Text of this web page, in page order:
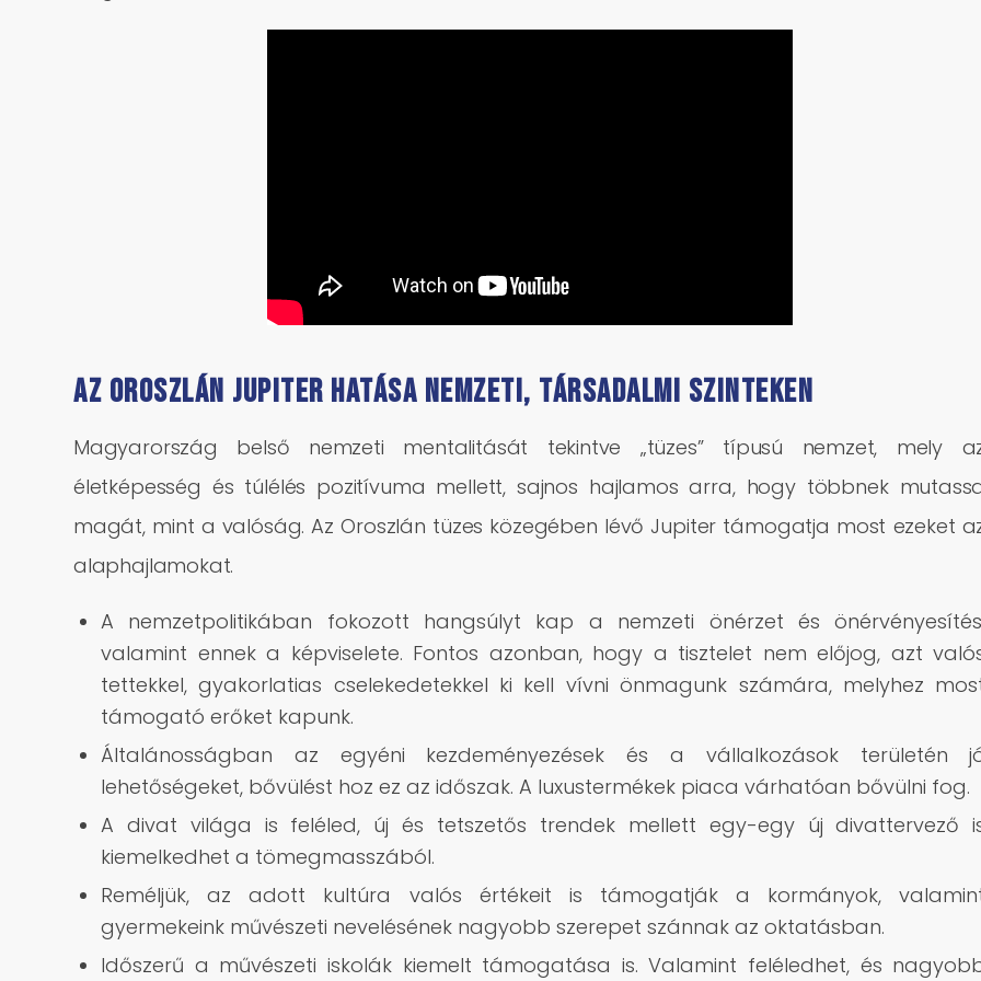
Az Oroszlán Jupiter hatása nemzeti, társadalmi szinteken
Magyarország belső nemzeti mentalitását tekintve „tüzes” típusú nemzet, mely
életképesség és túlélés pozitívuma mellett, sajnos hajlamos arra, hogy többnek
magát, mint a valóság. Az Oroszlán tüzes közegében lévő Jupiter támogatja most ezeket
alaphajlamokat.
A nemzetpolitikában fokozott hangsúlyt kap a nemzeti önérzet és
valamint ennek a képviselete. Fontos azonban, hogy a tisztelet nem előjog, azt
tettekkel, gyakorlatias cselekedetekkel ki kell vívni önmagunk számára, melyhez
támogató erőket kapunk.
Általánosságban az egyéni kezdeményezések és a vállalkozások területén
lehetőségeket, bővülést hoz ez az időszak. A luxustermékek piaca várhatóan bővülni fog.
A divat világa is feléled, új és tetszetős trendek mellett egy-egy új divattervező
kiemelkedhet a tömegmasszából.
Reméljük, az adott kultúra valós értékeit is támogatják a kormányok,
gyermekeink művészeti nevelésének nagyobb szerepet szánnak az oktatásban.
Időszerű a művészeti iskolák kiemelt támogatása is. Valamint feléledhet, és